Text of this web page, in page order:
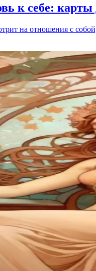
к себе: карты
на отношения с